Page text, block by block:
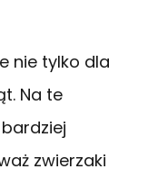
nie tylko dla
Na te
zwierzaki